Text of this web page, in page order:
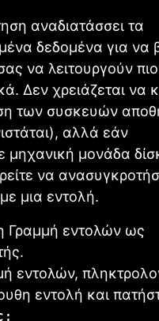
αναδιατάσσει τα
δεδομένα για να
να λειτουργούν πιο
Δεν χρειάζεται να
των συσκευών
αλλά εάν
μηχανική μονάδα
να
μια εντολή.
Γραμμή εντολών ως
εντολών,
εντολή και